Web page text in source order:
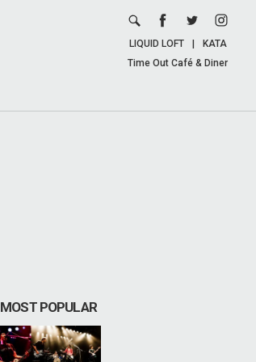
LIQUID LOFT
KATA
Time Out Café & Diner
MOST POPULAR